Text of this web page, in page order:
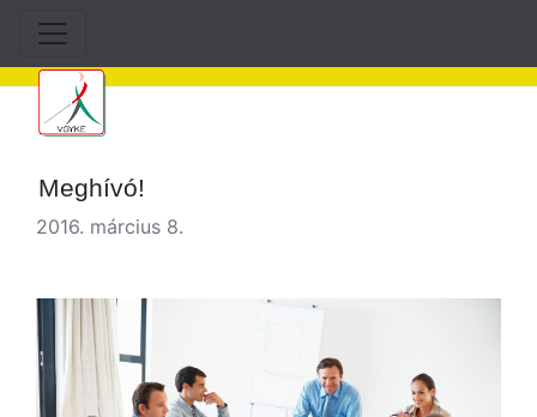
Meghívó!
2016. március 8.